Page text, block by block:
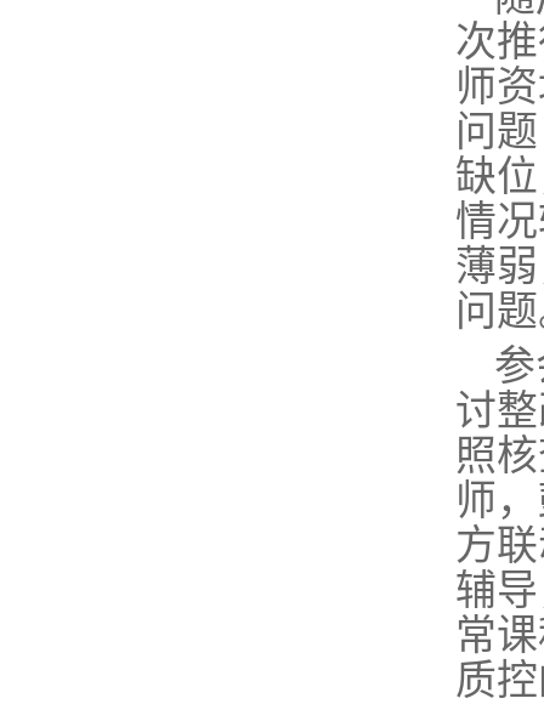
次
师
问
缺
情
薄
问
讨
照
师
方
辅
常
质